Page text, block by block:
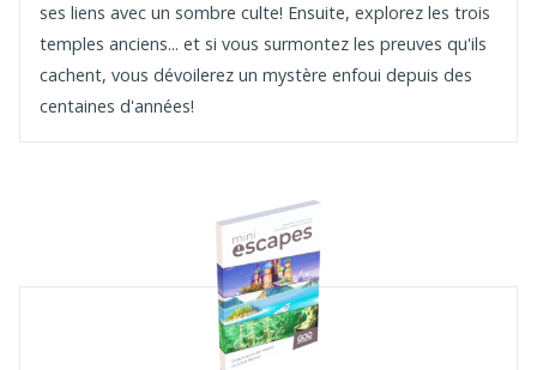
ses liens avec un sombre culte! Ensuite, explorez les trois
temples anciens... et si vous surmontez les preuves qu'ils
cachent, vous dévoilerez un mystère enfoui depuis des
centaines d'années!